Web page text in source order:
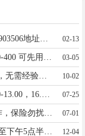
02-13
03-05
【招聘】：解说员，女性优先，18-45岁，无需经验，兼职全职，收益可观，工资日结。联系电话15200168698（微信） 10-02
07-25
男，20岁，大专刚毕业，求一份长期工作，保险勿扰，19903191628 07-01
甜橙国际招聘极兔、韵达客服上午8点半至下午5点半，每月公休4天，满一年缴纳社保，有意者电联15369939427 12-04